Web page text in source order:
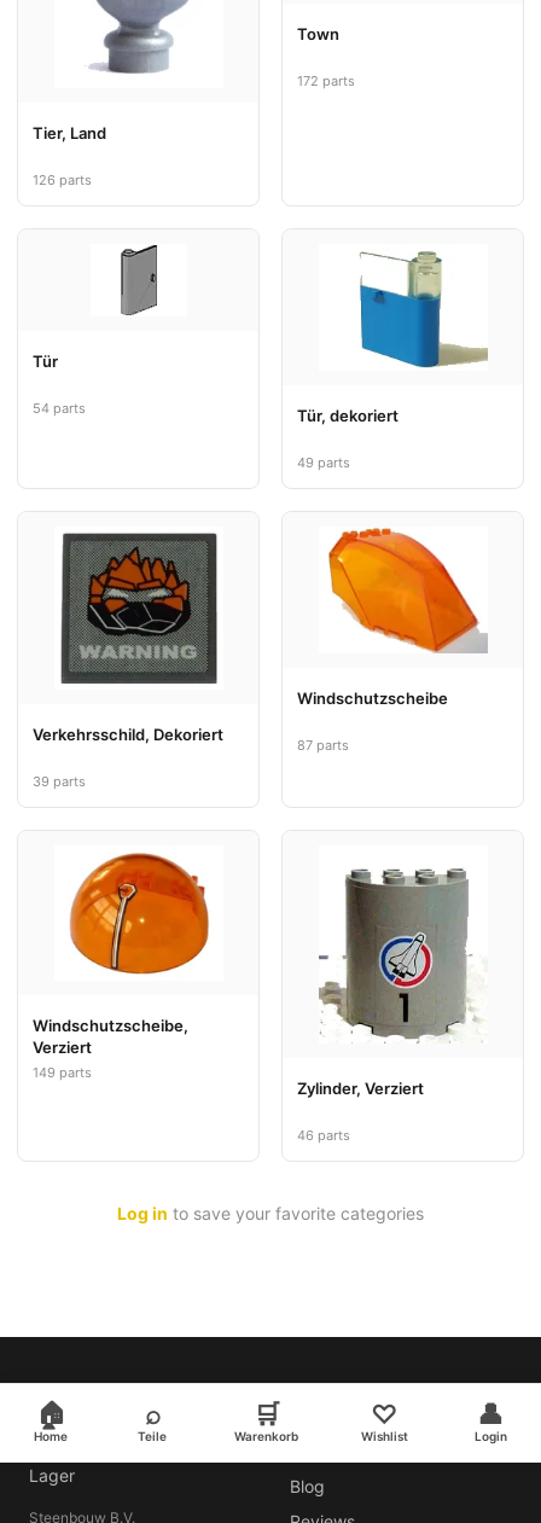
Tier, Land
126 parts
Town
172 parts
Tür
54 parts Tür, dekoriert
49 parts
Verkehrsschild, Dekoriert
39 parts
Windschutzscheibe
87 parts
Windschutzscheibe,
Verziert
149 parts
Zylinder, Verziert
46 parts
Log in to save your favorite categories
🏠
Home
⌕
Teile
🛒
Warenkorb
♡
Wishlist
👤
Login
BSW-Bricks
Lager
Steenbouw B.V.
Blog